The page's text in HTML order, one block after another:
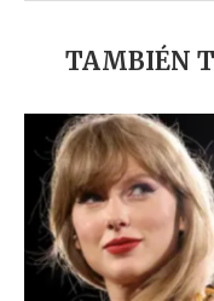
TAMBIÉN